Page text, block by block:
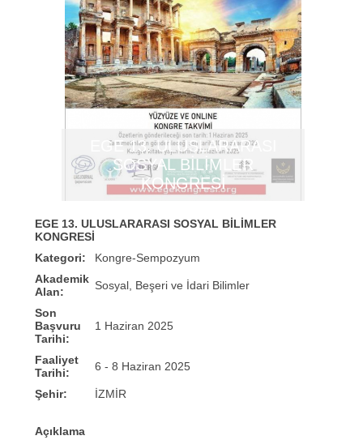
EGE 13. ULUSLARARASI
SOSYAL BİLİMLER
KONGRESİ
EGE 13. ULUSLARARASI SOSYAL BİLİMLER
KONGRESİ
Kategori:
Kongre-Sempozyum
Akademik
Alan:
Sosyal, Beşeri ve İdari Bilimler
Son
Başvuru
Tarihi:
1 Haziran 2025
Faaliyet
Tarihi:
6 - 8 Haziran 2025
Şehir: İZMİR
Açıklama